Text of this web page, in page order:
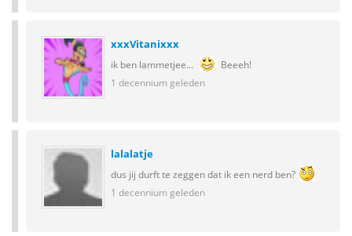
xxxVitanixxx
ik ben lammetjee...
Beeeh!
1 decennium geleden
lalalatje
dus jij durft te zeggen dat ik een nerd ben?
1 decennium geleden